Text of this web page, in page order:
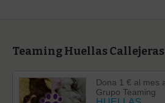
Teaming Huellas Callejeras